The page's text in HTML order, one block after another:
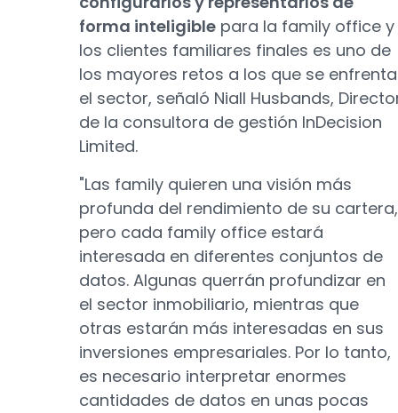
forma inteligible para la family office y
los clientes familiares finales es uno de
los mayores retos a los que se enfrenta
el sector, señaló Niall Husbands,
de la consultora de gestión InDecision
Limited.
"Las family quieren una visión más
profunda del rendimiento de su cartera,
pero cada family office estará
interesada en diferentes conjuntos de
datos. Algunas querrán profundizar en
el sector inmobiliario, mientras que
otras estarán más interesadas en sus
inversiones empresariales. Por lo tanto,
es necesario interpretar enormes
cantidades de datos en unas pocas